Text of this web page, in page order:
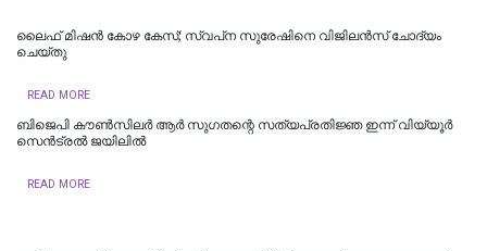
ലൈഫ് മിഷന്‍ കോഴ കേസ്; സ്വപ്‌ന സുരേഷിനെ വിജിലന്‍സ് ചോദ്യം
ചെയ്തു
READ MORE
ബിജെപി കൗണ്‍സിലര്‍ ആര്‍ സുഗതന്റെ സത്യപ്രതിജ്ഞ ഇന്ന് വിയ്യൂര്‍
സെന്‍ട്രല്‍ ജയിലില്‍
READ MORE